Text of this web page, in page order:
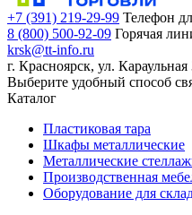
+7 (391) 219-29-99 Телефон
8 (800) 500-92-09 Горячая
krsk@tt-info.ru
г. Красноярск, ул. Караульная
Выберите удобный способ
Каталог
Пластиковая тара
Шкафы металлические
Металлические
Производственная
Оборудование для